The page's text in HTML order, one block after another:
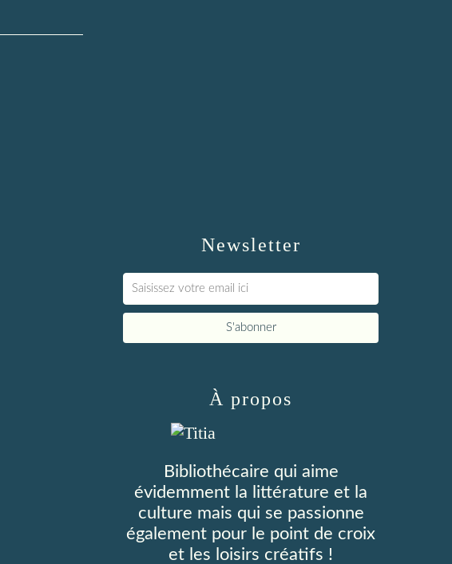
Newsletter
À propos
Bibliothécaire qui aime
évidemment la littérature et la
culture mais qui se passionne
également pour le point de croix
et les loisirs créatifs !